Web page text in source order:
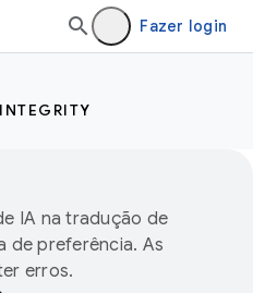
Fazer login
IA na tradução de
de preferência. As
erros.